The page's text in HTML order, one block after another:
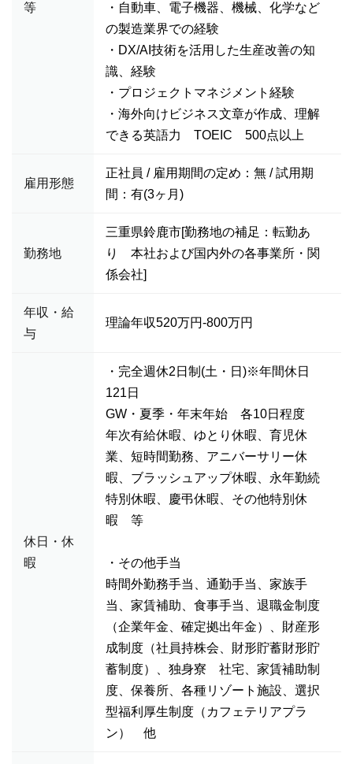
等
・自動車、電子機器、機械、化学など
の製造業界での経験
・DX/AI技術を活用した生産改善の知
識、経験
・プロジェクトマネジメント経験
・海外向けビジネス文章が作成、理解
できる英語力 TOEIC 500点以上
雇用形態
正社員 / 雇用期間の定め：無 / 試用期
間：有(3ヶ月)
勤務地
三重県鈴鹿市[勤務地の補足：転勤あ
り 本社および国内外の各事業所・関
係会社]
年収・給
与
理論年収520万円-800万円
休日・休
暇
・完全週休2日制(土・日)※年間休日
121日
GW・夏季・年末年始 各10日程度
年次有給休暇、ゆとり休暇、育児休
業、短時間勤務、アニバーサリー休
暇、ブラッシュアップ休暇、永年勤続
特別休暇、慶弔休暇、その他特別休
暇 等
・その他手当
時間外勤務手当、通勤手当、家族手
当、家賃補助、食事手当、退職金制度
（企業年金、確定拠出年金）、財産形
成制度（社員持株会、財形貯蓄財形貯
蓄制度）、独身寮 社宅、家賃補助制
度、保養所、各種リゾート施設、選択
型福利厚生制度（カフェテリアプラ
ン） 他